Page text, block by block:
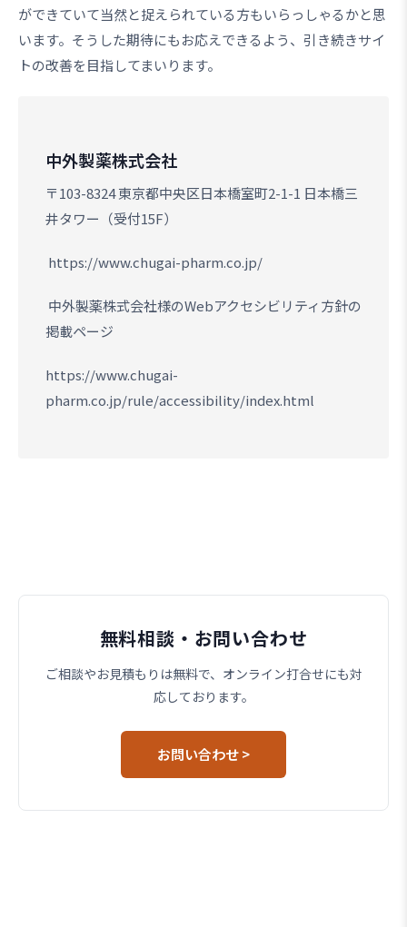
ができていて当然と捉えられている方もいらっしゃるかと思
います。そうした期待にもお応えできるよう、引き続きサイ
トの改善を目指してまいります。
中外製薬株式会社
〒103-8324 東京都中央区日本橋室町2-1-1 日本橋三
井タワー（受付15F）
https://www.chugai-pharm.co.jp/
中外製薬株式会社様のWebアクセシビリティ方針の
掲載ページ
https://www.chugai-
pharm.co.jp/rule/accessibility/index.html
無料相談・お問い合わせ
ご相談やお見積もりは無料で、オンライン打合せにも対
応しております。
お問い合わせ >